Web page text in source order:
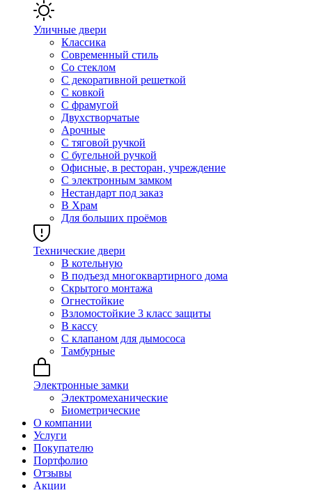
Уличные двери
Классика
Современный стиль
Со стеклом
С декоративной решеткой
С ковкой
С фрамугой
Двухстворчатые
Арочные
С тяговой ручкой
С бугельной ручкой
Офисные, в ресторан, учреждение
С электронным замком
Нестандарт под заказ
В Храм
Для больших проёмов
Технические двери
В котельную
В подъезд многоквартирного дома
Скрытого монтажа
Огнестойкие
Взломостойкие 3 класс защиты
В кассу
С клапаном для дымососа
Тамбурные
Электронные замки
Электромеханические
Биометрические
О компании
Услуги
Покупателю
Портфолио
Отзывы
Акции